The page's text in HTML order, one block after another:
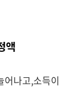
액
어나고,소득이